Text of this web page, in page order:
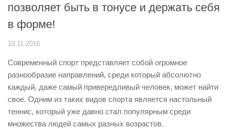
позволяет быть в тонусе и держать себя
в форме!
10.11.2016
Современный спорт представляет собой огромное
разнообразие направлений, среди который абсолютно
каждый, даже самый привередливый человек, может найти
свое. Одним из таких видов спорта является настольный
теннис, который уже давно стал популярным среди
множества людей самых разных возрастов.